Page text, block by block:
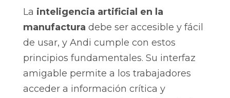
La inteligencia artificial en la
manufactura debe ser accesible y fácil
de usar, y Andi cumple con estos
principios fundamentales. Su interfaz
amigable permite a los trabajadores
acceder a información crítica y